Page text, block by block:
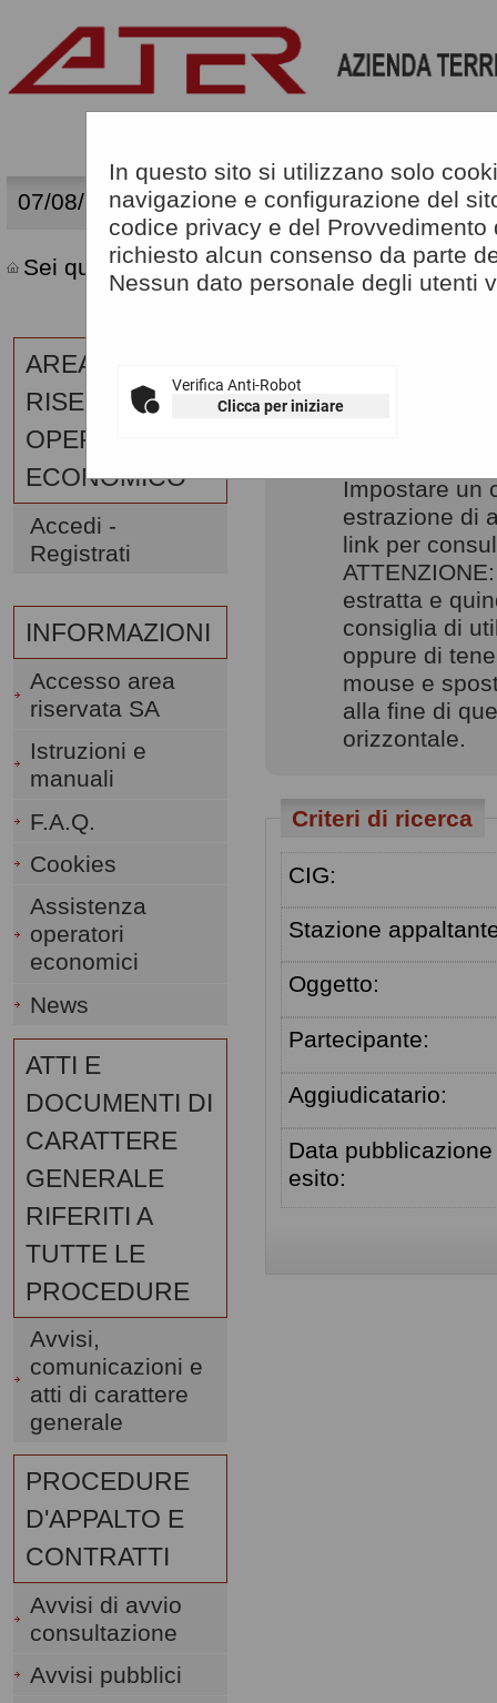
07/08/2026 03:26 A - A - A | Grafica
Sei qui: Home» Procedure d'appalto e
In questo sito si utilizzano solo
navigazione e configurazione del
codice privacy e del
richiesto alcun consenso da parte
Nessun dato personale degli utenti
Verifica Anti-Robot
Clicca per iniziare
Impostare un
estrazione di
link per
estratta e
consiglia di
oppure di
mouse e
alla fine di
orizzontale.
Criteri di ricerca
CIG:
Stazione
Oggetto:
Partecipante:
Aggiudicatario:
Data pubblicazione
esito:
AREA
RISERVATA
OPERATORE
ECONOMICO
Accedi -
Registrati
INFORMAZIONI
Accesso area
riservata SA
Istruzioni e
manuali
F.A.Q.
Cookies
Assistenza
operatori
economici
News
ATTI E
DOCUMENTI DI
CARATTERE
GENERALE
RIFERITI A
TUTTE LE
PROCEDURE
Avvisi,
comunicazioni e
atti di carattere
generale
PROCEDURE
D'APPALTO E
CONTRATTI
Avvisi di avvio
consultazione
Avvisi pubblici